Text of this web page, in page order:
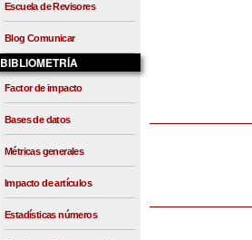
Escuela de Revisores
Blog Comunicar
BIBLIOMETRÍA
Factor de impacto
Bases de datos
Métricas generales
Impacto de artículos
Estadísticas números